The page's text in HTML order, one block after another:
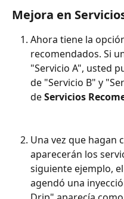
Mejora en
Ahora tiene la
recomendados. Si
"Servicio A", usted
de "Servicio B" y
de Servicios
Una vez que hagan
aparecerán los
siguiente ejemplo,
agendó una